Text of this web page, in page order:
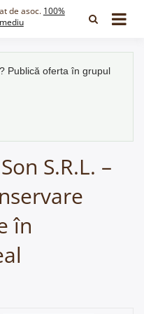
de asoc. 100%
Publică oferta în grupul
S.R.L. –
în